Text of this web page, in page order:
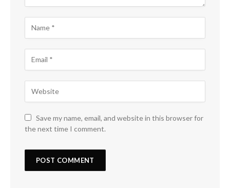
Save my name, email, and website in this browser for
the next time I comment.